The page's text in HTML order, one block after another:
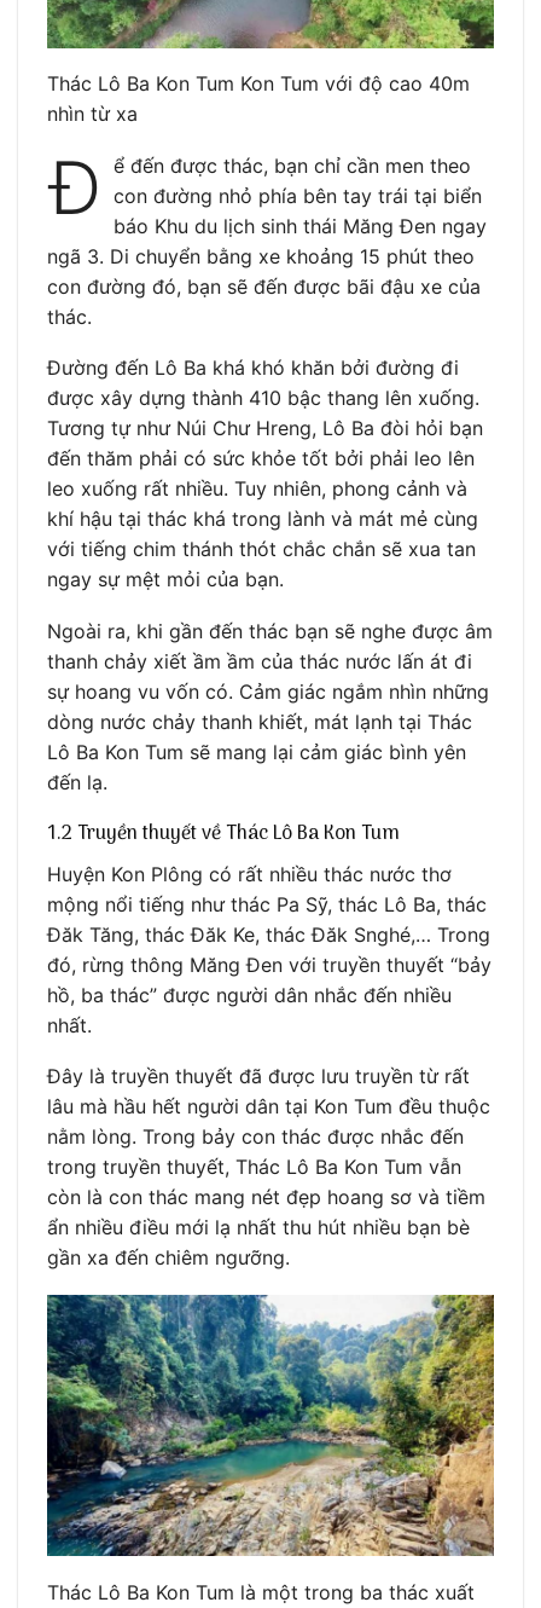
Thác Lô Ba Kon Tum Kon Tum với độ cao 40m
nhìn từ xa
Đ
ể đến được thác, bạn chỉ cần men theo
con đường nhỏ phía bên tay trái tại biển
báo Khu du lịch sinh thái Măng Đen ngay
ngã 3. Di chuyển bằng xe khoảng 15 phút theo
con đường đó, bạn sẽ đến được bãi đậu xe của
thác.
Đường đến Lô Ba khá khó khăn bởi đường đi
được xây dựng thành 410 bậc thang lên xuống.
Tương tự như Núi Chư Hreng, Lô Ba đòi hỏi bạn
đến thăm phải có sức khỏe tốt bởi phải leo lên
leo xuống rất nhiều. Tuy nhiên, phong cảnh và
khí hậu tại thác khá trong lành và mát mẻ cùng
với tiếng chim thánh thót chắc chắn sẽ xua tan
ngay sự mệt mỏi của bạn.
Ngoài ra, khi gần đến thác bạn sẽ nghe được âm
thanh chảy xiết ầm ầm của thác nước lấn át đi
sự hoang vu vốn có. Cảm giác ngắm nhìn những
dòng nước chảy thanh khiết, mát lạnh tại Thác
Lô Ba Kon Tum sẽ mang lại cảm giác bình yên
đến lạ.
1.2 Truyền thuyết về Thác Lô Ba Kon Tum
Huyện Kon Plông có rất nhiều thác nước thơ
mộng nổi tiếng như thác Pa Sỹ, thác Lô Ba, thác
Đăk Tăng, thác Đăk Ke, thác Đăk Snghé,… Trong
đó, rừng thông Măng Đen với truyền thuyết “bảy
hồ, ba thác” được người dân nhắc đến nhiều
nhất.
Đây là truyền thuyết đã được lưu truyền từ rất
lâu mà hầu hết người dân tại Kon Tum đều thuộc
nằm lòng. Trong bảy con thác được nhắc đến
trong truyền thuyết, Thác Lô Ba Kon Tum vẫn
còn là con thác mang nét đẹp hoang sơ và tiềm
ẩn nhiều điều mới lạ nhất thu hút nhiều bạn bè
gần xa đến chiêm ngưỡng.
Thác Lô Ba Kon Tum là một trong ba thác xuất